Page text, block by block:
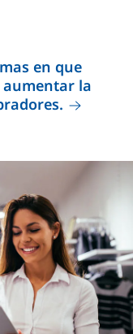
en que
aumentar la